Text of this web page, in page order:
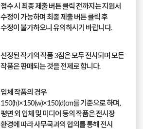
접수 시 최종 제출 버튼 클릭 전까지는 지원서
수정이 가능하며 최종 제출 버튼 클릭 후
수정이 불가하오니 유의하시기 바랍니다.
선정된 작가의 작품 3점은 모두 전시되며 모든
작품은 판매되는 것을 전제로 합니다.
입체 작품의 경우
150(h)×150(w)×150(d)cm를 기준으로 하며,
평면 외 입체 및 미디어 등의 작품은 전시장
환경에 따라 사무국과의 협의를 통해 전시